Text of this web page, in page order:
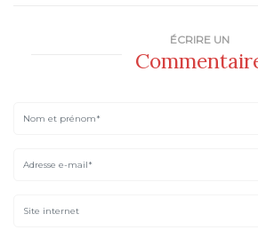
ÉCRIRE UN